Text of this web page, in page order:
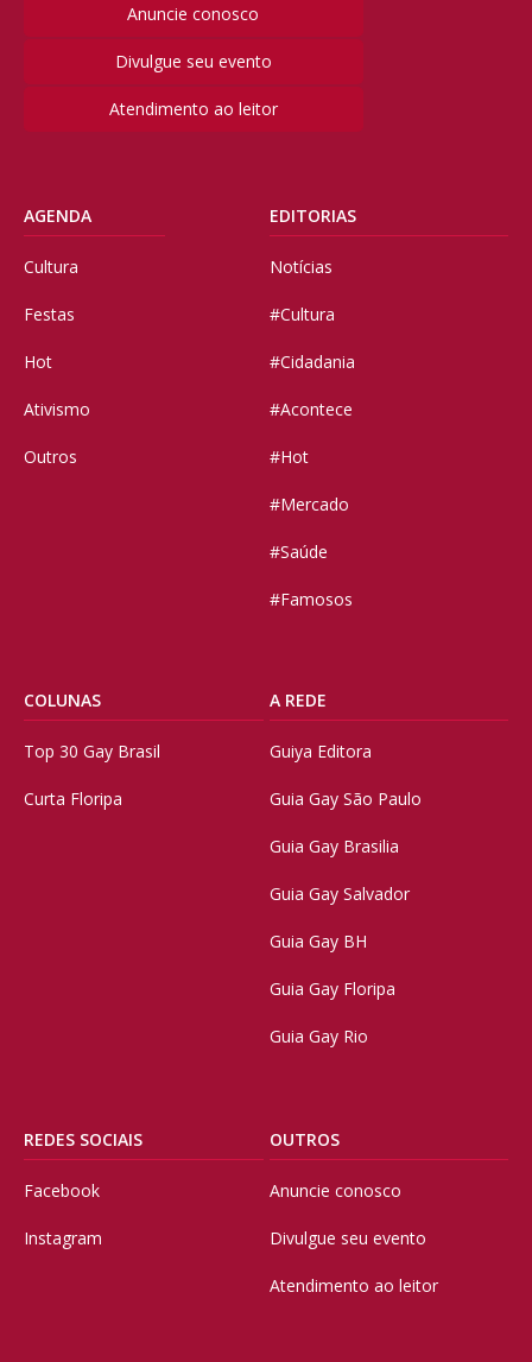
Anuncie conosco
Divulgue seu evento
Atendimento ao leitor
AGENDA
Cultura
Festas
Hot
Ativismo
Outros
EDITORIAS
Notícias
#Cultura
#Cidadania
#Acontece
#Hot
#Mercado
#Saúde
#Famosos
COLUNAS
Top 30 Gay Brasil
Curta Floripa
A REDE
Guiya Editora
Guia Gay São Paulo
Guia Gay Brasilia
Guia Gay Salvador
Guia Gay BH
Guia Gay Floripa
Guia Gay Rio
REDES SOCIAIS
Facebook
Instagram
OUTROS
Anuncie conosco
Divulgue seu evento
Atendimento ao leitor